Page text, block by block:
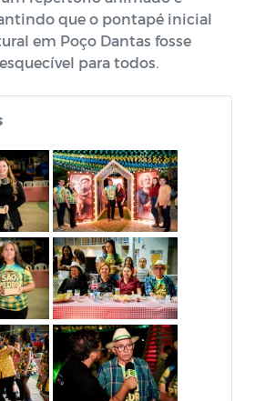
que o pontapé inicial
em Poço Dantas fosse
para todos.